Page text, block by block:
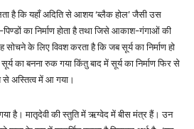
है कि यहाँ अदिति से आशय ‘ब्लैक होल’ जैसी उस
का निर्माण होता है तथा जिसे आकाश-गंगाओं की
के लिए विवश करता है कि जब सूर्य का निर्माण हो
का बनना रुक गया किंतु बाद में सूर्य का निर्माण फिर से
से अस्तित्व में आ गया।
है। मातृदेवी की स्तुति में ऋग्वेद में बीस मंत्र हैं। उन